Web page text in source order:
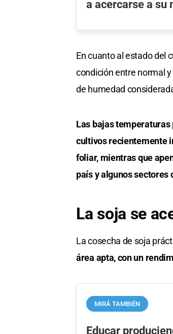
a acercarse a su
En cuanto al estado del
condición entre normal
de humedad
Las bajas
cultivos recientemente
foliar, mientras que
país y algunos
La soja se
La cosecha de soja
área apta, con un
MIRÁ TAMBIÉN
Educar